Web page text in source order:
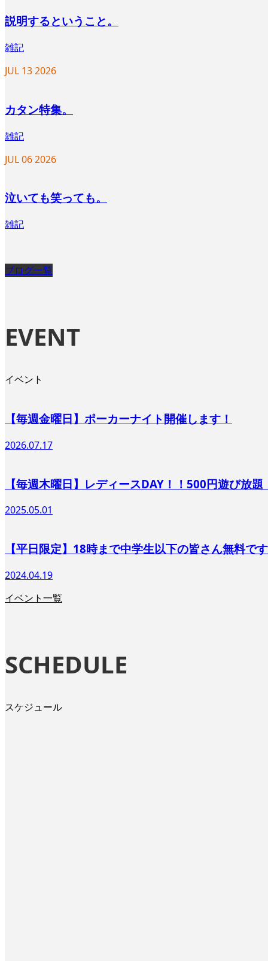
説明するということ。
雑記
JUL 132026
カタン特集。
雑記
JUL062026
泣いても笑っても。
雑記
ブログ一覧
EVENT
イベント
【毎週金曜日】ポーカーナイト開催します！
2026.07.17
【毎週木曜日】レディースDAY！！500円遊び放題
2025.05.01
【平日限定】18時まで中学生以下の皆さん無料です
2024.04.19
イベント一覧
SCHEDULE
スケジュール